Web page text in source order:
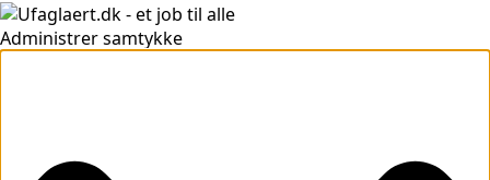
Administrer samtykke